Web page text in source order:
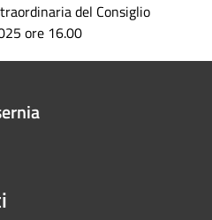
del Consiglio
ore 16.00